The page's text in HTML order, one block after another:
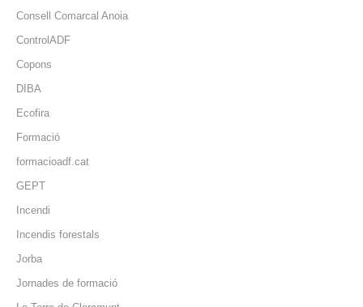
Consell Comarcal Anoia
ControlADF
Copons
DIBA
Ecofira
Formació
formacioadf.cat
GEPT
Incendi
Incendis forestals
Jorba
Jornades de formació